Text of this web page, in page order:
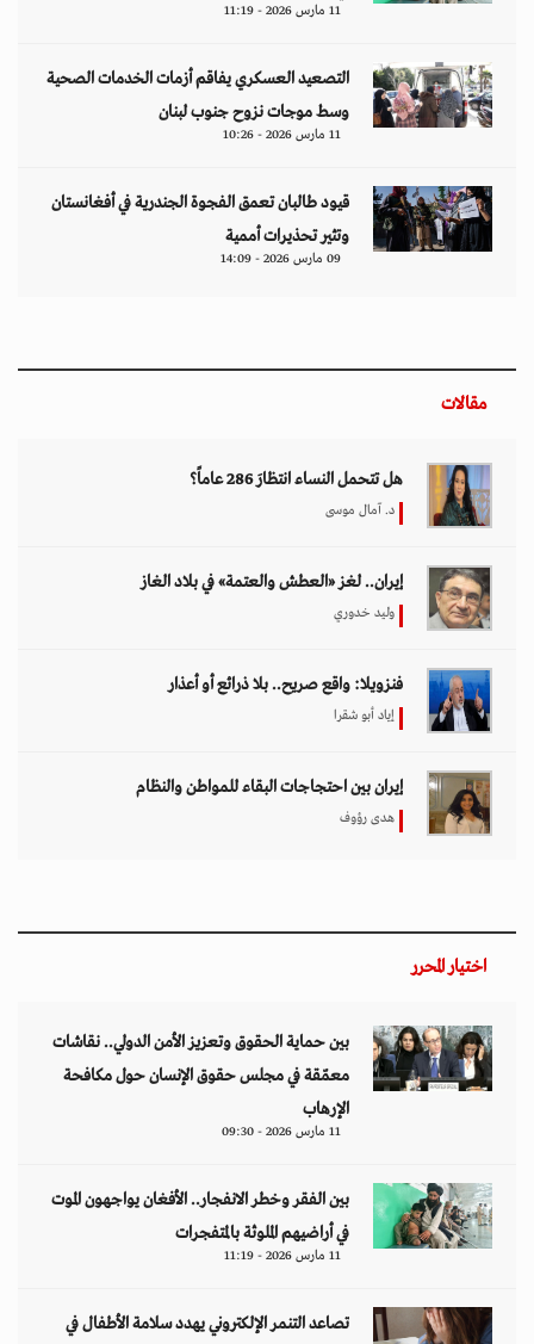
11 مارس 2026 - 11:19
التصعيد العسكري يفاقم أزمات الخدمات الصحية
وسط موجات نزوح جنوب لبنان
11 مارس 2026 - 10:26
قيود طالبان تعمق الفجوة الجندرية في أفغانستان
وتثير تحذيرات أممية
09 مارس 2026 - 14:09
مقالات
هل تتحمل النساء انتظارَ 286 عاماً؟
د. آمال موسى
إيران.. لغز «العطش والعتمة» في بلاد الغاز
وليد خدوري
فنزويلا: واقع صريح.. بلا ذرائع أو أعذار
إياد أبو شقرا
إيران بين احتجاجات البقاء للمواطن والنظام
هدى رؤوف
اختيار المحرر
بين حماية الحقوق وتعزيز الأمن الدولي.. نقاشات
معمّقة في مجلس حقوق الإنسان حول مكافحة
الإرهاب
11 مارس 2026 - 09:30
بين الفقر وخطر الانفجار.. الأفغان يواجهون الموت
في أراضيهم الملوثة بالمتفجرات
11 مارس 2026 - 11:19
تصاعد التنمر الإلكتروني يهدد سلامة الأطفال في